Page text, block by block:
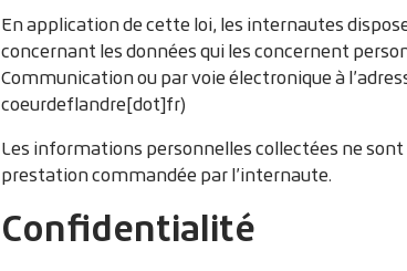
En application de cette loi, les internautes
concernant les données qui les concernent
Communication ou par voie électronique à
coeurdeflandre[dot]fr)
Les informations personnelles collectées ne
prestation commandée par l’internaute.
Confidentialité